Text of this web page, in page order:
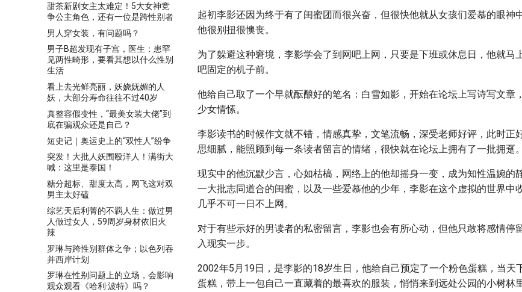
甜茶新剧女主太难定！5大女神竞
争公主角色，还有一位是跨性别者
男人穿女装，有问题吗？
男子B超发现有子宫，医生：患罕
见两性畸形，要看其想以什么性别
生活
看上去光鲜亮丽，妖娆妩媚的人
妖，大部分寿命往往不过40岁
真整容假变性，“最美女装大佬”到
底在骗观众还是自己？
短史记｜奥运史上的“双性人”纷争
突发！大批人妖围殴洋人！满街大
喊：这里是泰国！
糖分超标、甜度太高，网飞这对双
男主太好磕
综艺天后利菁的不羁人生：做过男
人做过女人，59周岁身材依旧火
辣
罗琳与跨性别群体之争；以色列吞
并西岸计划
罗琳在性别问题上的立场，会影响
观众观看《哈利·波特》吗？
起初李影还因为终于有了闺蜜团而很兴奋，但很快他就从女孩们爱慕的眼神
他很别扭很懊丧。
为了躲避这种窘境，李影学会了到网吧上网，只要是下班或休息日，他就马
吧固定的机子前。
他给自己取了一个早就酝酿好的笔名：白雪如影，开始在论坛上写诗写文章
少女情愫。
李影读书的时候作文就不错，情感真挚，文笔流畅，深受老师好评，此时正
思细腻，能照顾到每一条读者留言的情绪，很快就在论坛上拥有了一批拥趸。
现实中的他沉默少言，心如枯槁，网络上的他却摇身一变，成为知性温婉的
一大批志同道合的闺蜜，以及一些爱慕他的少年，李影在这个虚拟的世界中
几乎不可一日不上网。
对于有些示好的男读者的私密留言，李影也会有所心动，但他只敢将感情停
入现实一步。
2002年5月19日，是李影的18岁生日，他给自己预定了一个粉色蛋糕，当天
蛋糕，带上一包自己一直藏着的最喜欢的服装，悄悄来到远处公园的小树林